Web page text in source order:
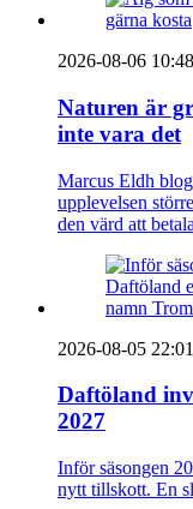
2026-08-06 10:48
Naturen är
inte vara det
Marcus Eldh
upplevelsen
den värd att
2026-08-05 22:01
Daftöland
2027
Inför säsongen
nytt tillskott. En